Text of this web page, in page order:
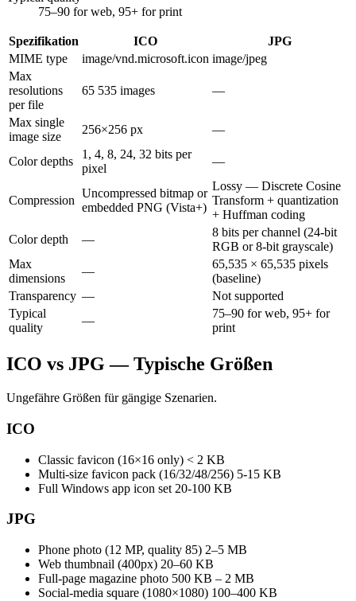
75–90 for web, 95+ for print
Spezifikation ICO
JPG
MIME type
image/vnd.microsoft.icon image/jpeg
Max
resolutions
per file
65 535 images —
Max single
image size
256×256 px —
Color depths
1, 4, 8, 24, 32 bits per
pixel
—
Compression
Uncompressed bitmap or
embedded PNG (Vista+)
Lossy — Discrete Cosine
Transform + quantization
+ Huffman coding
Color depth
—
8 bits per channel (24-bit
RGB or 8-bit grayscale)
Max
dimensions
—
65,535 × 65,535 pixels
(baseline)
Transparency —
Not supported
Typical
quality
—
75–90 for web, 95+ for
print
ICO vs JPG — Typische Größen
Ungefähre Größen für gängige Szenarien.
ICO
Classic favicon (16×16 only) < 2 KB
Multi-size favicon pack (16/32/48/256) 5-15 KB
Full Windows app icon set 20-100 KB
JPG
Phone photo (12 MP, quality 85) 2–5 MB
Web thumbnail (400px) 20–60 KB
Full-page magazine photo 500 KB – 2 MB
Social-media square (1080×1080) 100–400 KB